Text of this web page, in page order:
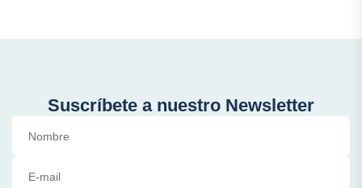
Suscríbete a nuestro Newsletter